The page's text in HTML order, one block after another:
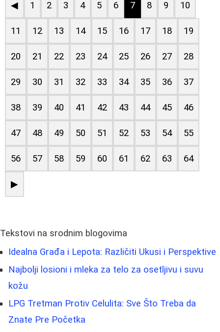
◀ 1 2 3 4 5 6 7 8 9 10
11 12 13 14 15 16 17 18 19
20 21 22 23 24 25 26 27 28
29 30 31 32 33 34 35 36 37
38 39 40 41 42 43 44 45 46
47 48 49 50 51 52 53 54 55
56 57 58 59 60 61 62 63 64
▶
Tekstovi na srodnim blogovima
Idealna Građa i Lepota: Različiti Ukusi i Perspektive
Najbolji losioni i mleka za telo za osetljivu i suvu
kožu
LPG Tretman Protiv Celulita: Sve Što Treba da
Znate Pre Početka